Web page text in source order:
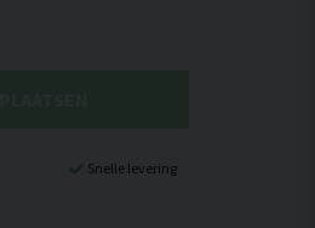
Snelle levering